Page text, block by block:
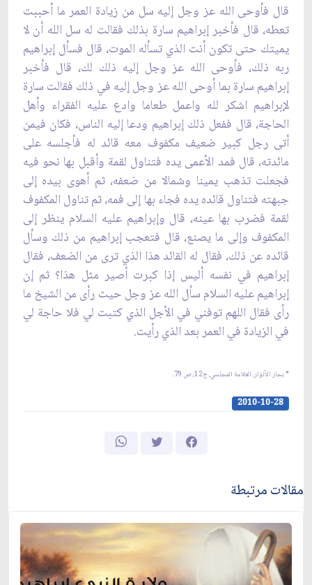
قال فأوحى الله عز وجل إليه سل من زيادة العمر ما أحببت
تعطه، قال فأخبر إبراهيم سارة بذلك فقالت له سل الله أن لا
يميتك حتى تكون أنت الذي تسأله الموت، قال فسأل إبراهيم
ربه ذلك، فأوحى الله عز وجل إليه ذلك لك، قال فأخبر
إبراهيم سارة بما أوحى الله عز وجل إليه في ذلك فقالت سارة
لإبراهيم اشكر لله واعمل طعاما وادع عليه الفقراء وأهل
الحاجة، قال ففعل ذلك إبراهيم ودعا إليه الناس، فكان فيمن
أتى رجل كبير ضعيف مكفوف معه قائد له فأجلسه على
مائدته، قال فمد الأعمى يده فتناول لقمة وأقبل بها نحو فيه
فجعلت تذهب يمينا وشمالا من ضعفه، ثم أهوى بيده إلى
جبهته فتناول قائده يده فجاء بها إلى فمه، ثم تناول المكفوف
لقمة فضرب بها عينه، قال وإبراهيم عليه السلام ينظر إلى
المكفوف وإلى ما يصنع، قال فتعجب إبراهيم من ذلك وسأل
قائده عن ذلك، فقال له القائد هذا الذي ترى من الضعف، فقال
إبراهيم في نفسه أليس إذا كبرت أصير مثل هذا؟ ثم إن
إبراهيم عليه السلام سأل الله عز وجل حيث رأى من الشيخ ما
رأى فقال اللهم توفني في الأجل الذي كتبت لي فلا حاجة لي
في الزيادة في العمر بعد الذي رأيت.
* بحار الأنوار، العلامة المجلسي، ج12، ص 79.
2010-10-28
مقالات مرتبطة